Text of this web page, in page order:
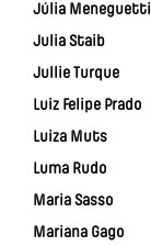
Júlia Meneguetti
Julia Staib
Jullie Turque
Luiz Felipe Prado
Luiza Muts
Luma Rudo
Maria Sasso
Mariana Gago